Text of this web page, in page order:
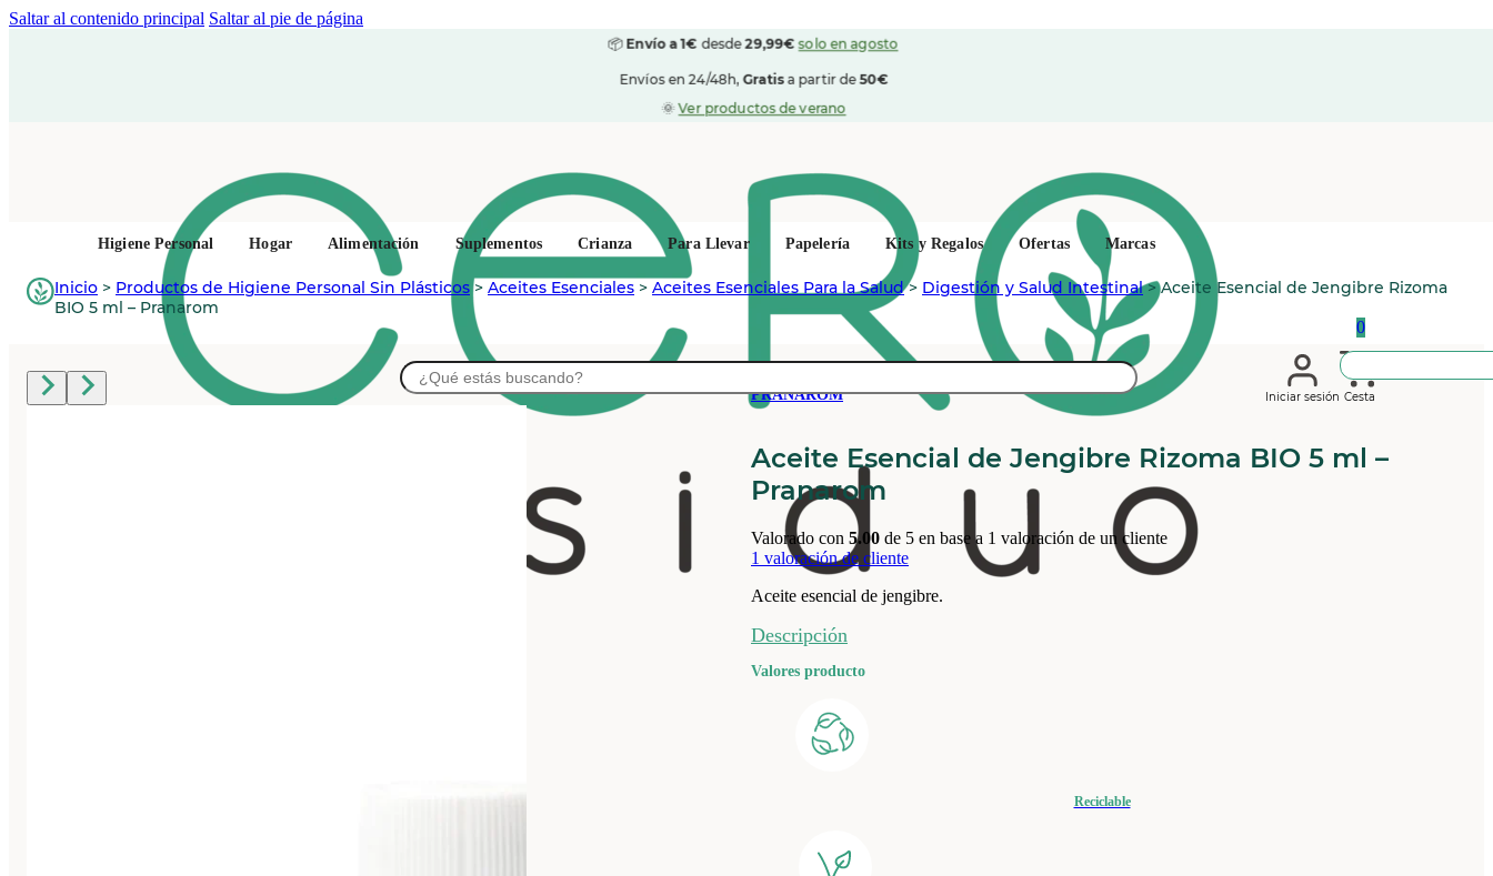
Saltar al contenido principal Saltar al pie de página
📦Envío a 1€ desde29,99€ solo en agosto
Envíos en 24/48h,Gratisa partir de50€
🌞Ver productos de verano
Buscar
Iniciar sesión
0
Cesta
Higiene Personal Hogar Alimentación Suplementos Crianza Para Llevar Papelería Kits y Regalos Ofertas Marcas
Inicio > Productos de Higiene Personal Sin Plásticos> Aceites Esenciales > Aceites Esenciales Para la Salud> Digestión y Salud Intestinal>Aceite Esencial de Jengibre Rizoma
BIO 5 ml – Pranarom
PRANAROM
Aceite Esencial de Jengibre Rizoma BIO 5 ml –
Pranarom
Valorado con 5.00 de 5 en base a 1 valoración de un cliente
1 valoración de cliente
Aceite esencial de jengibre.
Descripción
Valores producto
Reciclable